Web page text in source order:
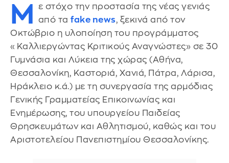
M
ε στόχο την προστασία της νέας γενιάς
από τα fake news, ξεκινά από τον
Οκτώβριο η υλοποίηση του προγράμματος
«Καλλιεργώντας Κριτικούς Αναγνώστες» σε 30
Γυμνάσια και Λύκεια της χώρας (Αθήνα,
Θεσσαλονίκη, Καστοριά, Χανιά, Πάτρα, Λάρισα,
Ηράκλειο κ.ά.) με τη συνεργασία της αρμόδιας
Γενικής Γραμματείας Επικοινωνίας και
Ενημέρωσης, του υπουργείου Παιδείας
Θρησκευμάτων και Αθλητισμού, καθώς και του
Αριστοτελείου Πανεπιστημίου Θεσσαλονίκης.